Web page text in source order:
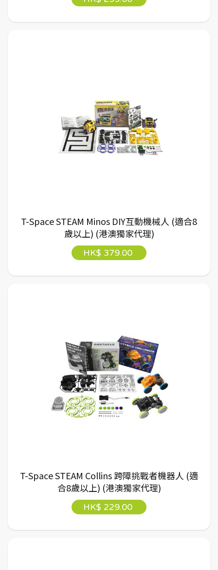
T-Space STEAM Minos DIY互動機械人 (適合8
歲以上) (港澳獨家代理)
HK$ 379.00
T-Space STEAM Collins 跨障挑戰者機器人 (適
合8歲以上) (港澳獨家代理)
HK$ 229.00